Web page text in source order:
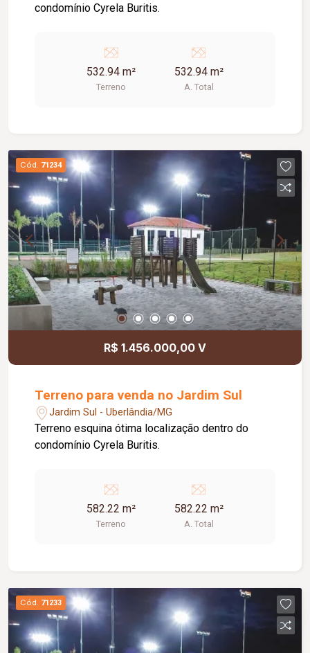
condomínio Cyrela Buritis.
532.94 m²
Terreno
532.94 m²
A. Total
Cód. 71234
R$ 1.456.000,00 V
Terreno para venda no Jardim Sul
Jardim Sul - Uberlândia/MG
Terreno esquina ótima localização dentro do
condomínio Cyrela Buritis.
582.22 m²
Terreno
582.22 m²
A. Total
Cód. 71233